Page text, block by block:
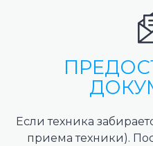
Если техника
приема техники).